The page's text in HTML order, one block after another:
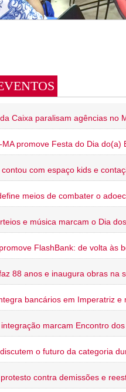
Caixa paralisam agências no
MA promove Festa do Dia do(a)
contou com espaço kids e
meios de combater o
e música marcam o Dia
FlashBank: de volta às
88 anos e inaugura obras na
bancários em Imperatriz e
marcam Encontro
o futuro da categoria
contra demissões e